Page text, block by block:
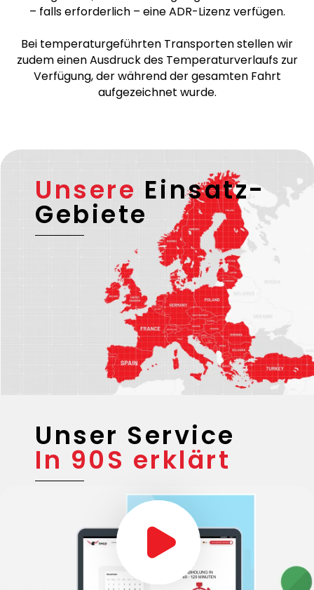
Wir sind nach ISO 9001zertifiziert. Alle
verifizierten und zuverlässigen Transportpartnern
durchgeführt, die über eine gültige EU-Lizenz sowie
– falls erforderlich – eine ADR-Lizenz verfügen.
UnsereEinsatz-
Gebiete
Unser Service
In 90S erklärt